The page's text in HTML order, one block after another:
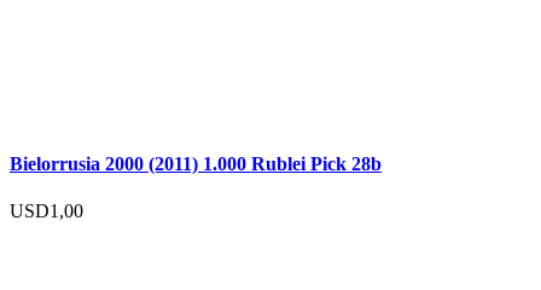
Bielorrusia 2000 (2011) 1.000 Rublei Pick 28b
USD1,00